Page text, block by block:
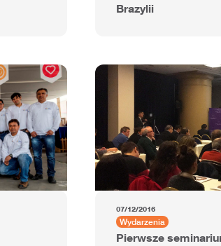
Brazylii
07/12/2016
Wydarzenia
Pierwsze